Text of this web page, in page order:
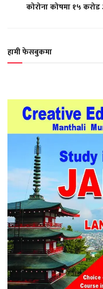
कोरोना कोषमा १५
हामी फेसबुकमा